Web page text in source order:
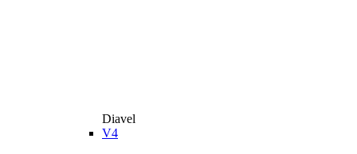
Diavel
V4